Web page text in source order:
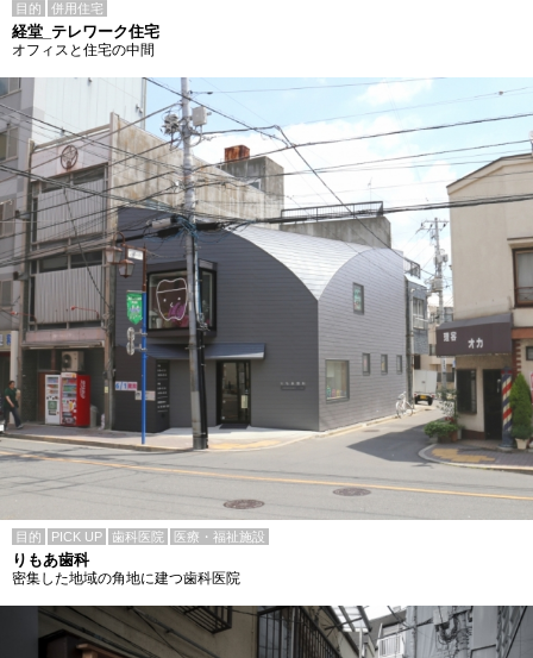
目的 併用住宅
経堂_テレワーク住宅
オフィスと住宅の中間
目的 PICK UP 歯科医院 医療・福祉施設
りもあ歯科
密集した地域の角地に建つ歯科医院